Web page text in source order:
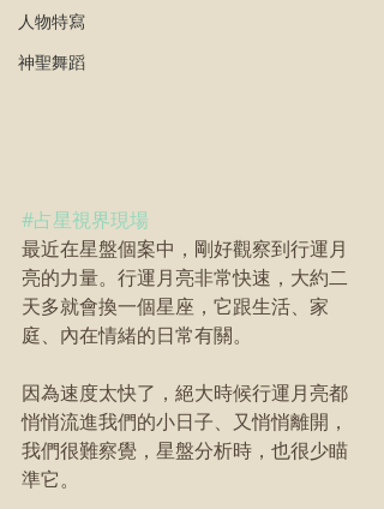
人物特寫
神聖舞蹈
#占星視界現場
最近在星盤個案中，剛好觀察到行運月
亮的力量。行運月亮非常快速，大約二
天多就會換一個星座，它跟生活、家
庭、內在情緒的日常有關。
因為速度太快了，絕大時候行運月亮都
悄悄流進我們的小日子、又悄悄離開，
我們很難察覺，星盤分析時，也很少瞄
準它。